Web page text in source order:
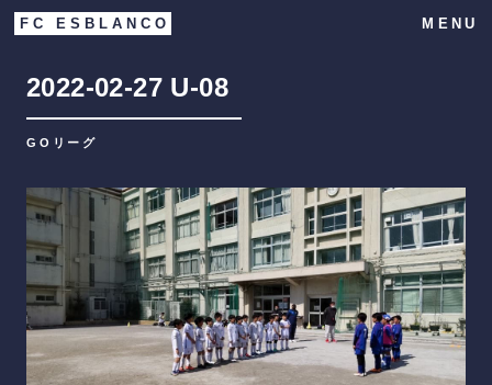
FC ESBLANCO MENU
2022-02-27 U-08
GOリーグ